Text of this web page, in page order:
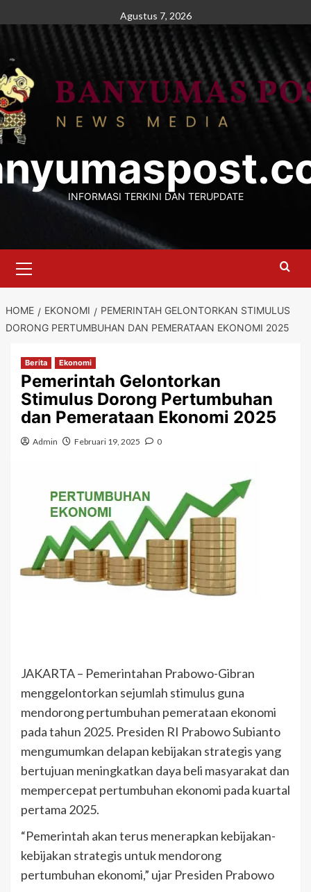
to
Agustus 7, 2026
INFORMASI TERKINI DAN TERUPDATE
Menu
HOME EKONOMI
PEMERINTAH GELONTORKAN STIMULUS
DORONG PERTUMBUHAN DAN PEMERATAAN EKONOMI 2025
Berita Ekonomi
Pemerintah Gelontorkan
Stimulus Dorong Pertumbuhan
dan Pemerataan Ekonomi 2025
Admin Februari 19, 2025 0
JAKARTA – Pemerintahan Prabowo-Gibran
menggelontorkan sejumlah stimulus guna
mendorong pertumbuhan pemerataan ekonomi
pada tahun 2025. Presiden RI Prabowo Subianto
mengumumkan delapan kebijakan strategis yang
bertujuan meningkatkan daya beli masyarakat dan
mempercepat pertumbuhan ekonomi pada kuartal
pertama 2025.
“Pemerintah akan terus menerapkan kebijakan-
kebijakan strategis untuk mendorong
pertumbuhan ekonomi,” ujar Presiden Prabowo